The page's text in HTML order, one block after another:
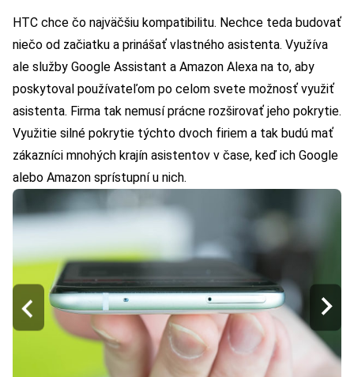
HTC chce čo najväčšiu kompatibilitu. Nechce teda budovať
niečo od začiatku a prinášať vlastného asistenta. Využíva
ale služby Google Assistant a Amazon Alexa na to, aby
poskytoval používateľom po celom svete možnosť využiť
asistenta. Firma tak nemusí prácne rozširovať jeho pokrytie.
Využitie silné pokrytie týchto dvoch firiem a tak budú mať
zákazníci mnohých krajín asistentov v čase, keď ich Google
alebo Amazon sprístupní u nich.